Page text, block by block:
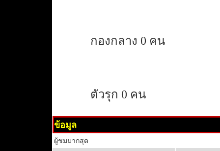
กองกลาง 0 คน
ตัวรุก 0 คน
ข้อมูล
ผู้ชมมากสุด